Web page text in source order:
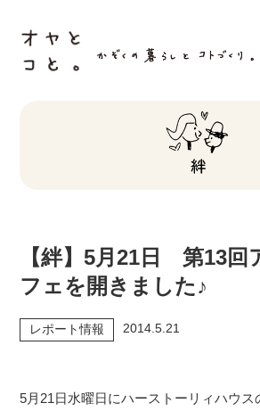
【絆】5月21日 第13回
フェを開きました♪
レポート情報 2014.5.21
5月21日水曜日にハーストーリィハウ